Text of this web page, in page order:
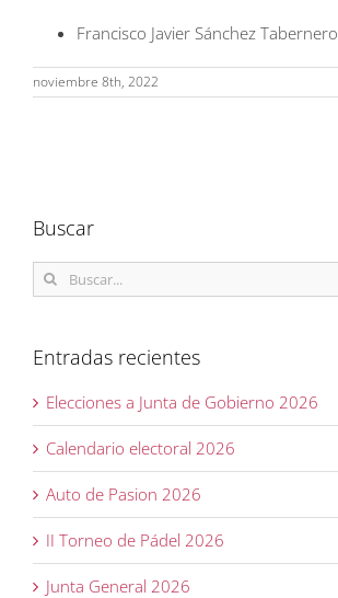
Francisco Javier Sánchez Tabernero
noviembre 8th, 2022
Buscar
Buscar:
Entradas recientes
Elecciones a Junta de Gobierno 2026
Calendario electoral 2026
Auto de Pasion 2026
II Torneo de Pádel 2026
Junta General 2026